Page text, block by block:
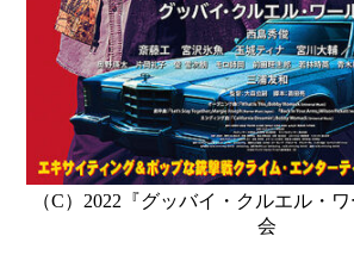
（C）2022『グッバイ・クルエル・
会